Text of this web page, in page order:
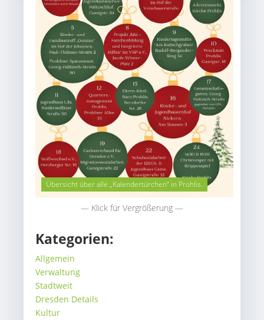
Übersicht über alle „Kalendertürchen“ in Prohlis.
— Klick für Vergrößerung —
Kategorien:
Allgemein
Verwaltung
Stadtweit
Dresden Details
Kultur